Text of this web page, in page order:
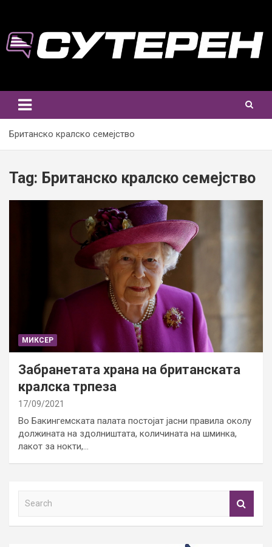
content
Британско кралско семејство
Tag: Британско кралско семејство
МИКСЕР
Забранетата храна на британската
кралска трпеза
17/09/2021
Во Бакингемската палата постојат јасни правила околу
должината на здолништата, количината на шминка,
лакот за нокти,…